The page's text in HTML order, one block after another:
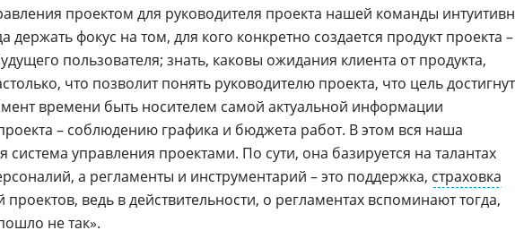
проектом для руководителя проекта нашей команды
держать фокус на том, для кого конкретно создается продукт проекта –
пользователя; знать, каковы ожидания клиента от продукта,
что позволит понять руководителю проекта, что цель
времени быть носителем самой актуальной информации
– соблюдению графика и бюджета работ. В этом вся наша
система управления проектами. По сути, она базируется на талантах
а регламенты и инструментарий – это поддержка, страховка
проектов, ведь в действительности, о регламентах вспоминают тогда,
не так».